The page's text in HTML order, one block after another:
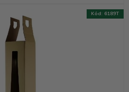
Kód: 6189T